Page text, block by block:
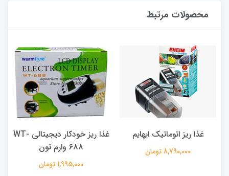
محصولات مرتبط
غذا ریز اتوماتیک ایهایم
8,790,000 تومان
غذا ریز خودکار دیجیتالی WT-
688 وارم تون
1,995,000 تومان